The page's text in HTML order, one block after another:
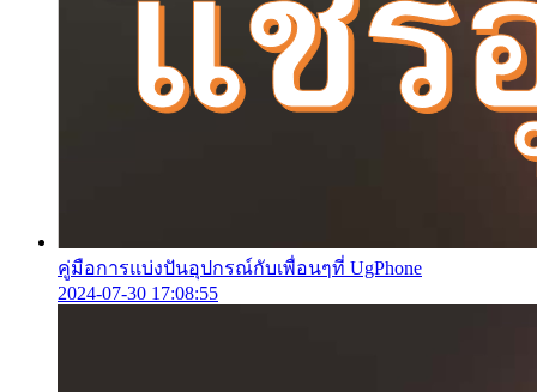
คู่มือการแบ่งปันอุปกรณ์กับเพื่อนๆที่ UgPhone
2024-07-30 17:08:55